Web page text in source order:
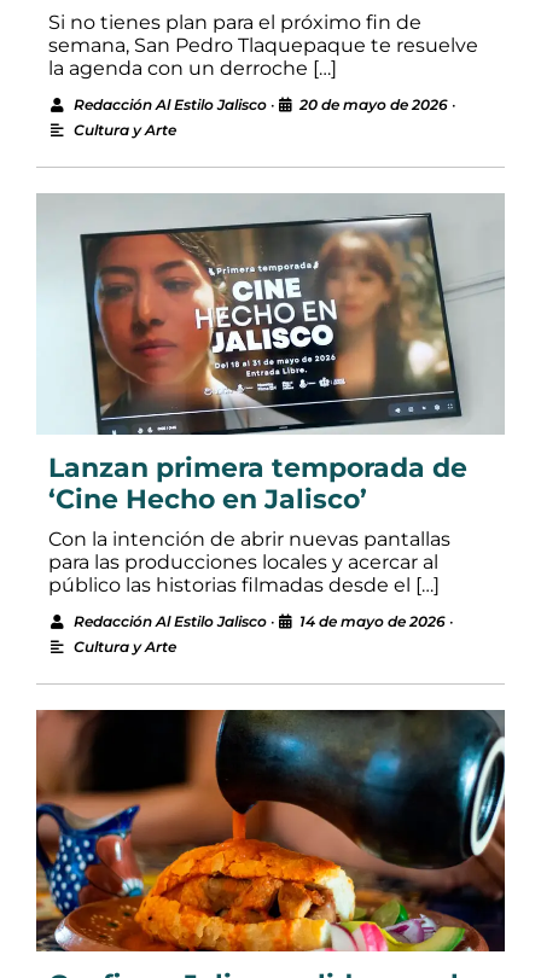
Si no tienes plan para el próximo fin de
semana, San Pedro Tlaquepaque te resuelve
la agenda con un derroche […]
Redacción Al Estilo Jalisco • 20 de mayo de 2026 •
Cultura y Arte
Lanzan primera temporada de
‘Cine Hecho en Jalisco’
Con la intención de abrir nuevas pantallas
para las producciones locales y acercar al
público las historias filmadas desde el […]
Redacción Al Estilo Jalisco • 14 de mayo de 2026 •
Cultura y Arte